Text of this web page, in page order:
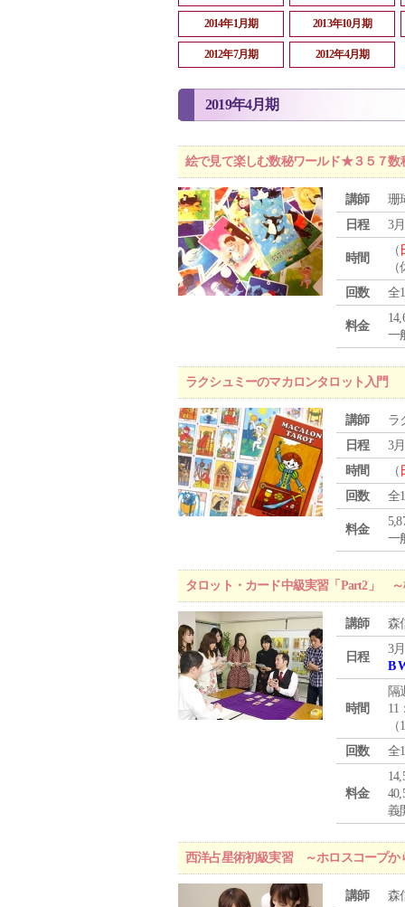
2014年1月期 2013年10月期
2012年7月期 2012年4月期
2019年4月期
絵で見て楽しむ数秘ワールド★３５７数
講師
珊
日程
3
時間
（
回数
全
料金
一
ラクシュミーのマカロンタロット入門
講師
ラ
日程
3
時間
（
回数
全
料金
一
タロット・カード中級実習「Part2」
講師 森
日程
3
B
時間
隔
11
回数
全
料金
義
西洋占星術初級実習 ～ホロスコープか
講師 森